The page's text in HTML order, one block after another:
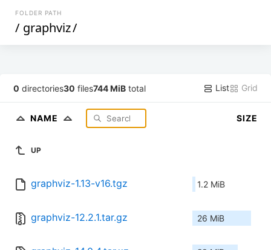
FOLDER PATH
/ graphviz/
0 directories30 files744 MiB total List Grid
NAME SIZE
UP
graphviz-1.13-v16.tgz 1.2 MiB
graphviz-12.2.1.tar.gz 26 MiB